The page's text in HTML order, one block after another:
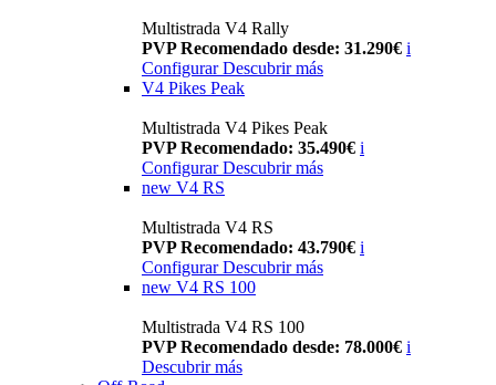
Multistrada V4 Rally
PVP Recomendado desde: 31.290€ i
Configurar Descubrir más
V4 Pikes Peak
Multistrada V4 Pikes Peak
PVP Recomendado: 35.490€ i
Configurar Descubrir más
new V4 RS
Multistrada V4 RS
PVP Recomendado: 43.790€ i
ConfigurarDescubrir más
new V4 RS 100
Multistrada V4 RS 100
PVP Recomendado desde: 78.000€ i
Descubrir más